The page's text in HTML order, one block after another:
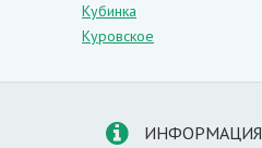
Кубинка
Куровское
ИНФОРМАЦИЯ